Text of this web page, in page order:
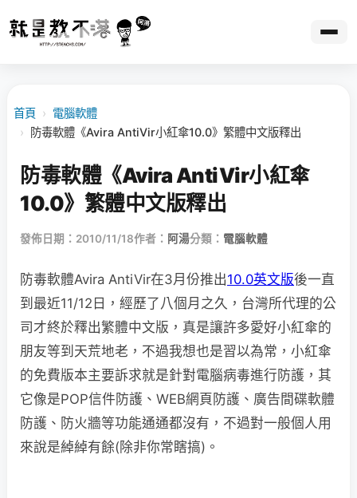
首頁 › 電腦軟體
›
防毒軟體《Avira AntiVir小紅傘10.0》繁體中文版釋出
防毒軟體《Avira AntiVir小紅傘
10.0》繁體中文版釋出
發佈日期：2010/11/18作者： 阿湯分類： 電腦軟體
防毒軟體Avira AntiVir在3月份推出10.0英文版後一直
到最近11/12日，經歷了八個月之久，台灣所代理的公
司才終於釋出繁體中文版，真是讓許多愛好小紅傘的
朋友等到天荒地老，不過我想也是習以為常，小紅傘
的免費版本主要訴求就是針對電腦病毒進行防護，其
它像是POP信件防護、WEB網頁防護、廣告間碟軟體
防護、防火牆等功能通通都沒有，不過對一般個人用
來說是綽綽有餘(除非你常瞎搞)。